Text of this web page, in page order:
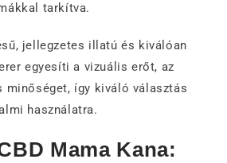
tarkítva.
jellegzetes illatú és kiválóan
egyesíti a vizuális erőt, az
minőséget, így kiváló választás
használatra.
Mama Kana: